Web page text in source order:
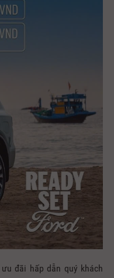
đãi hấp dẫn quý khách